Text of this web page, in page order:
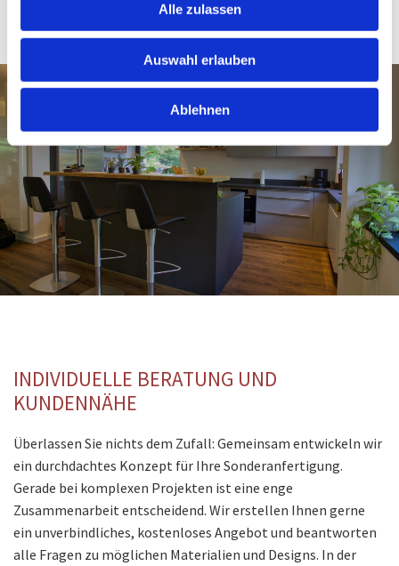
Alle zulassen
Auswahl erlauben
Ablehnen
Kleiderschränke nach Maß
INDIVIDUELLE BERATUNG UND
KUNDENNÄHE
Überlassen Sie nichts dem Zufall: Gemeinsam entwickeln wir
ein durchdachtes Konzept für Ihre Sonderanfertigung.
Gerade bei komplexen Projekten ist eine enge
Zusammenarbeit entscheidend. Wir erstellen Ihnen gerne
ein unverbindliches, kostenloses Angebot und beantworten
alle Fragen zu möglichen Materialien und Designs. In der